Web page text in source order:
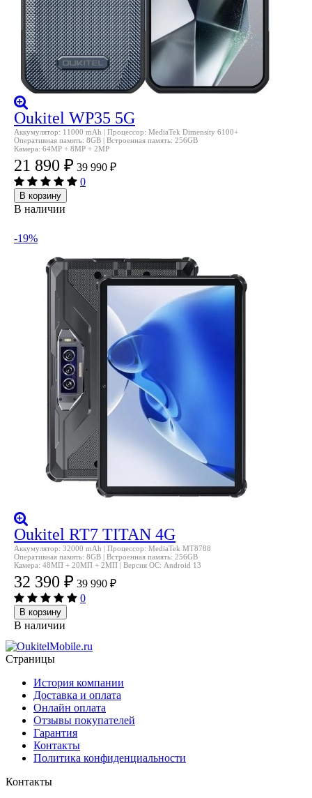
Oukitel WP35 5G
Аккумулятор: 11000 mAh | Процессор: MediaTek Dimensity 6100+
Оперативная память: 8GB | Встроенная память: 256GB
Камера: 64MP + 8MP + 2MP
21 890 ₽ 39 990 ₽
0
В корзину
В наличии
-19%
Oukitel RT7 TITAN 4G
Аккумулятор: 32000 mAh | Процессор: MediaTek MT8788
Оперативная память: 8GB | Встроенная память: 256GB
Камера: 48МП + 20МП + 2МП | Версия ОС: Android 13
32 390 ₽ 39 990 ₽
0
В корзину
В наличии
Страницы
История компании
Доставка и оплата
Онлайн оплата
Отзывы покупателей
Гарантия
Контакты
Политика конфиденциальности
Контакты